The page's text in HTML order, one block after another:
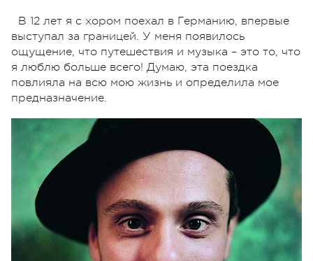
В 12 лет я с хором поехал в Германию, впервые
выступал за границей. У меня появилось
ощущение, что путешествия и музыка – это то, что
я люблю больше всего! Думаю, эта поездка
повлияла на всю мою жизнь и определила мое
предназначение.